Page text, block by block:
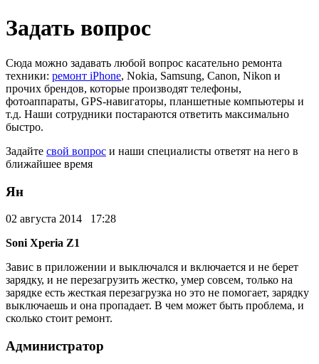
Задать вопрос
Сюда можно задавать любой вопрос касательно ремонта
техники: ремонт iPhone, Nokia, Samsung, Canon, Nikon и
прочих брендов, которые производят телефоны,
фотоаппараты, GPS-навигаторы, планшетные компьютеры и
т.д. Наши сотрудники постараются ответить максимально
быстро.
Задайте свой вопрос и наши специалисты ответят на него в
ближайшее время
Ян
02 августа 2014 17:28
Soni Xperia Z1
Завис в приложении и выключался и включается и не берет
зарядку, и не перезагрузить жестко, умер совсем, только на
зарядке есть жесткая перезагрузка но это не помогает, зарядку
выключаешь и она пропадает. В чем может быть проблема, и
сколько стоит ремонт.
Администратор